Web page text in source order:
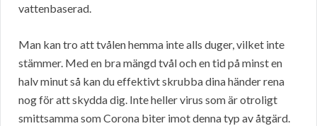
vattenbaserad.
Man kan tro att tvålen hemma inte alls duger, vilket inte
stämmer. Med en bra mängd tvål och en tid på minst en
halv minut så kan du effektivt skrubba dina händer rena
nog för att skydda dig. Inte heller virus som är otroligt
smittsamma som Corona biter imot denna typ av åtgärd.